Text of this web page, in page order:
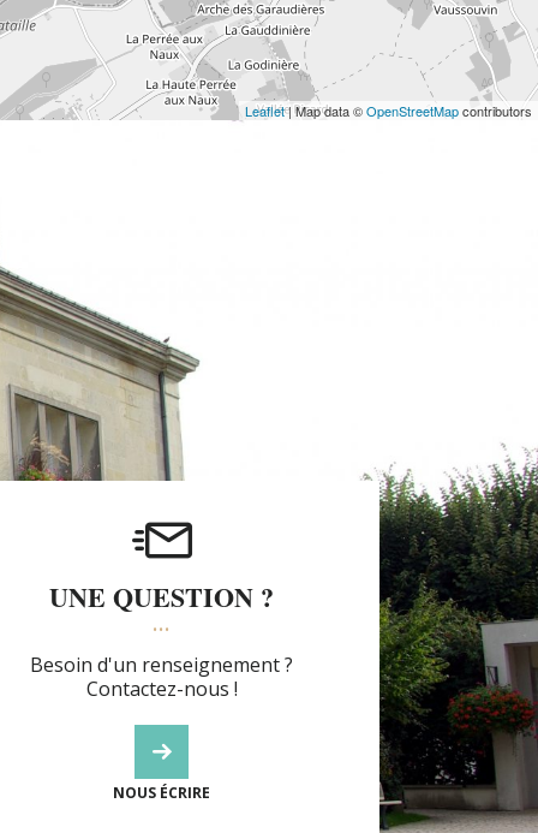
Leaflet| Map data ©OpenStreetMapcontributors
UNE QUESTION ?
Besoin d'un renseignement ?
Contactez-nous !
NOUS ÉCRIRE